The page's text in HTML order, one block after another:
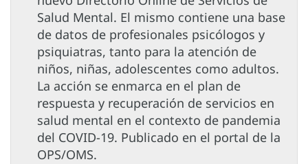
Salud Mental. El mismo contiene una base
de datos de profesionales psicólogos y
psiquiatras, tanto para la atención de
niños, niñas, adolescentes como adultos.
La acción se enmarca en el plan de
respuesta y recuperación de servicios en
salud mental en el contexto de pandemia
del COVID-19. Publicado en el portal de la
OPS/OMS.